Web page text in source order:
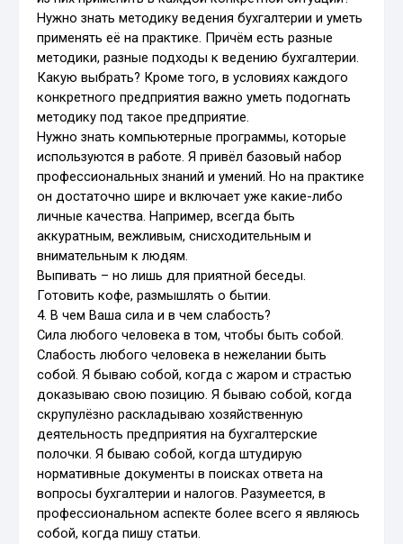
Нужно знать методику ведения бухгалтерии и уметь
применять её на практике. Причём есть разные
методики, разные подходы к ведению бухгалтерии.
Какую выбрать? Кроме того, в условиях каждого
конкретного предприятия важно уметь подогнать
методику под такое предприятие.
Нужно знать компьютерные программы, которые
используются в работе. Я привёл базовый набор
профессиональных знаний и умений. Но на практике
он достаточно шире и включает уже какие-либо
личные качества. Например, всегда быть
аккуратным, вежливым, снисходительным и
внимательным к людям.
Выпивать – но лишь для приятной беседы.
Готовить кофе, размышлять о бытии.
4. В чем Ваша сила и в чем слабость?
Сила любого человека в том, чтобы быть собой.
Слабость любого человека в нежелании быть
собой. Я бываю собой, когда с жаром и страстью
доказываю свою позицию. Я бываю собой, когда
скрупулёзно раскладываю хозяйственную
деятельность предприятия на бухгалтерские
полочки. Я бываю собой, когда штудирую
нормативные документы в поисках ответа на
вопросы бухгалтерии и налогов. Разумеется, в
профессиональном аспекте более всего я являюсь
собой, когда пишу статьи.